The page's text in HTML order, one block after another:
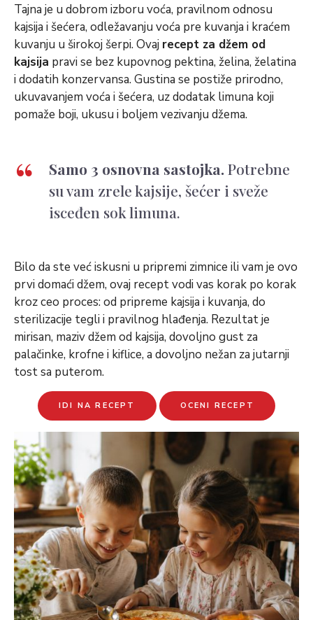
Tajna je u dobrom izboru voća, pravilnom odnosu
kajsija i šećera, odležavanju voća pre kuvanja i kraćem
kuvanju u širokoj šerpi. Ovaj recept za džem od
kajsija pravi se bez kupovnog pektina, želina, želatina
i dodatih konzervansa. Gustina se postiže prirodno,
ukuvavanjem voća i šećera, uz dodatak limuna koji
pomaže boji, ukusu i boljem vezivanju džema.
Samo 3 osnovna sastojka. Potrebne
su vam zrele kajsije, šećer i sveže
isceđen sok limuna.
Bilo da ste već iskusni u pripremi zimnice ili vam je ovo
prvi domaći džem, ovaj recept vodi vas korak po korak
kroz ceo proces: od pripreme kajsija i kuvanja, do
sterilizacije tegli i pravilnog hlađenja. Rezultat je
mirisan, maziv džem od kajsija, dovoljno gust za
palačinke, krofne i kiflice, a dovoljno nežan za jutarnji
tost sa puterom.
IDI NA RECEPT OCENI RECEPT